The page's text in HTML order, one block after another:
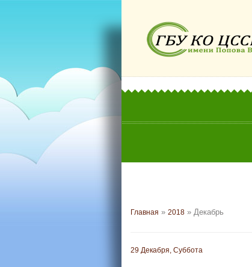
Главная » 2018 » Декабрь
29 Декабря, Суббота